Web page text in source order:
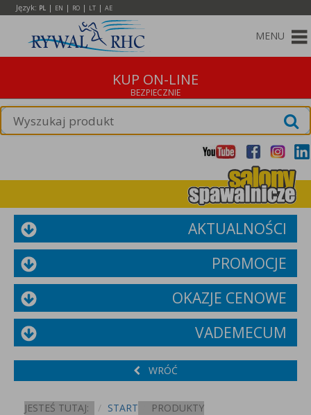
Język: PL | EN | RO | LT | AE
MENU
KUP ON-LINE
AKTUALNOŚCI
PROMOCJE
OKAZJE CENOWE
VADEMECUM
WRÓĆ
JESTEŚ TUTAJ: START PRODUKTY